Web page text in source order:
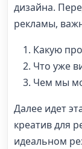
дизайна.
рекламы,
Какую
Что уже
Чем мы
Далее идет
креатив для
идеальном